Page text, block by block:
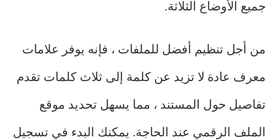
جميع الأوضاع الثلاثة.
من أجل تنظيم أفضل للملفات ، فإنه يوفر علامات
معرف عادة لا تزيد عن كلمة إلى ثلاث كلمات تقدم
تفاصيل حول المستند ، مما يسهل تحديد موقع
الملف الرقمي عند الحاجة. يمكنك البدء في تسجيل